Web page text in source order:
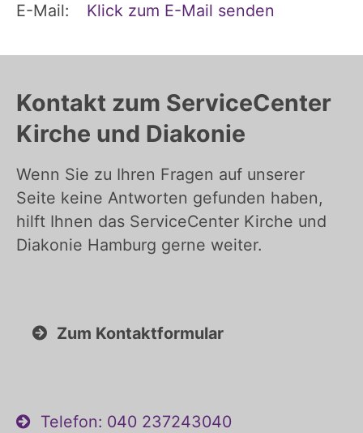
E-Mail:
Klick zum E-Mail senden
Kontakt zum ServiceCenter
Kirche und Diakonie
Wenn Sie zu Ihren Fragen auf unserer
Seite keine Antworten gefunden haben,
hilft Ihnen das ServiceCenter Kirche und
Diakonie Hamburg gerne weiter.
Zum Kontaktformular
Telefon: 040 237243040